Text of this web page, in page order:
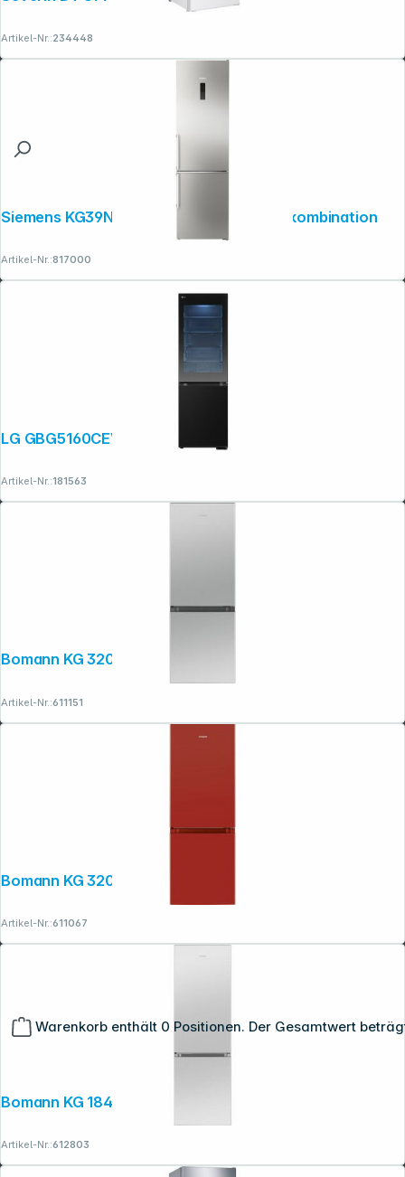
Warenkorb enthält 0 Positionen. Der Gesamtwert
Artikel-Nr.:234448
Siemens KG39NAIBT Stand-Kühl-Gefrierkombination
Artikel-Nr.:817000
Artikel-Nr.:181563
Artikel-Nr.:611151
Bomann KG 320.2 rot
Artikel-Nr.:611067
Bomann KG 184.1 ix-look
Artikel-Nr.:612803